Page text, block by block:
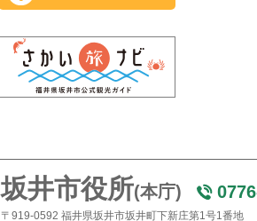
坂井市役所(本庁)
〒919-0592 福井県坂井市坂井町下新庄第1号1番地